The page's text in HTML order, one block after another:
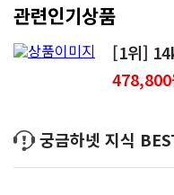
관련인기상품
[1위]
478,800
궁금하넷 지식